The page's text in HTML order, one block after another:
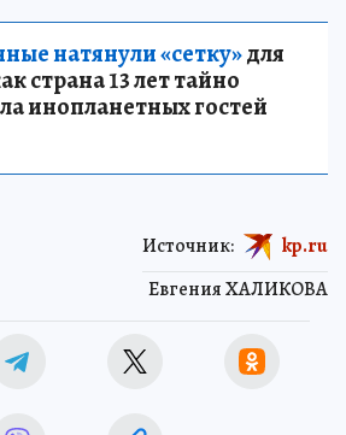
натянули «сетку»для
страна 13 лет тайно
инопланетных гостей
Евгения ХАЛИКОВА
Источник: kp.ru